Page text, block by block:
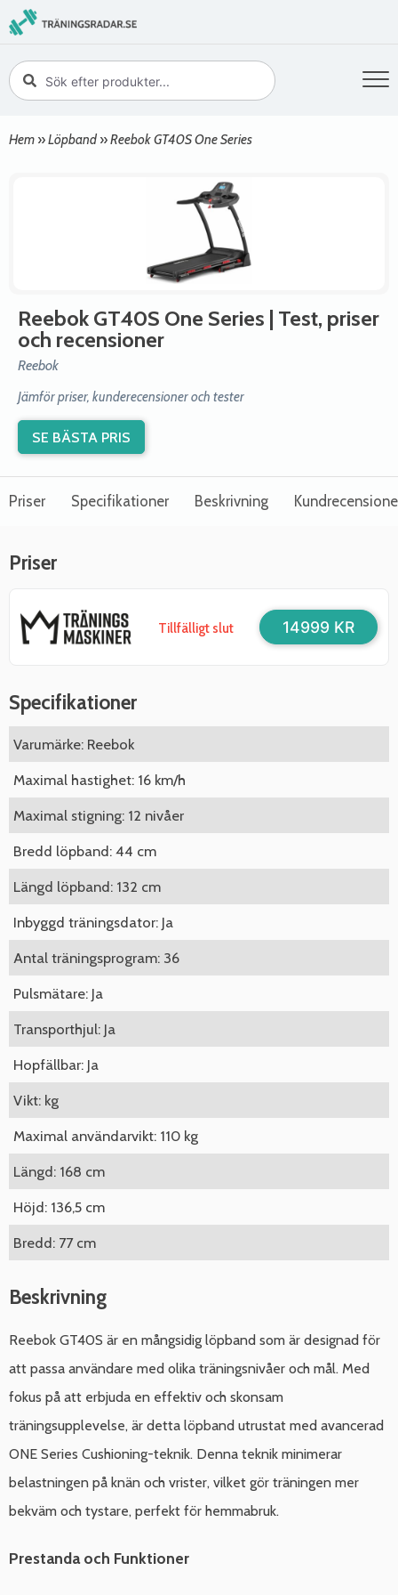
Hem »Löpband »Reebok GT40S One Series
Reebok GT40S One Series | Test, priser
och recensioner
Reebok
Jämför priser, kunderecensioner och tester
SE BÄSTA PRIS
Priser Specifikationer Beskrivning
Priser
Tillfälligt slut 14999 KR
Specifikationer
Varumärke: Reebok
Maximal hastighet: 16 km/h
Maximal stigning: 12 nivåer
Bredd löpband: 44 cm
Längd löpband: 132 cm
Inbyggd träningsdator: Ja
Antal träningsprogram: 36
Pulsmätare: Ja
Transporthjul: Ja
Hopfällbar: Ja
Vikt: kg
Maximal användarvikt: 110 kg
Längd: 168 cm
Höjd: 136,5 cm
Bredd: 77 cm
Beskrivning
Reebok GT40S är en mångsidig löpband som är designad för
att passa användare med olika träningsnivåer och mål. Med
fokus på att erbjuda en effektiv och skonsam
träningsupplevelse, är detta löpband utrustat med avancerad
ONE Series Cushioning-teknik. Denna teknik minimerar
belastningen på knän och vrister, vilket gör träningen mer
bekväm och tystare, perfekt för hemmabruk.
Prestanda och Funktioner